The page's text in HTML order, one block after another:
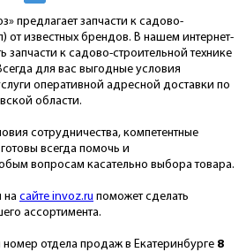
предлагает запчасти к садово-
от известных брендов. В нашем интернет-
запчасти к садово-строительной технике
для вас выгодные условия
оперативной адресной доставки по
области.
сотрудничества, компетентные
всегда помочь и
вопросам касательно выбора товара.
на сайте invoz.ru поможет сделать
ассортимента.
отдела продаж в Екатеринбурге 8